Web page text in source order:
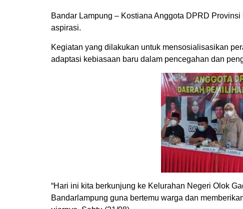
Bandar Lampung – Kostiana Anggota DPRD
aspirasi.
Kegiatan yang dilakukan untuk mensosialisasikan
adaptasi kebiasaan baru dalam pencegahan dan
“Hari ini kita berkunjung ke Kelurahan Negeri Olok
Bandarlampung guna bertemu warga dan